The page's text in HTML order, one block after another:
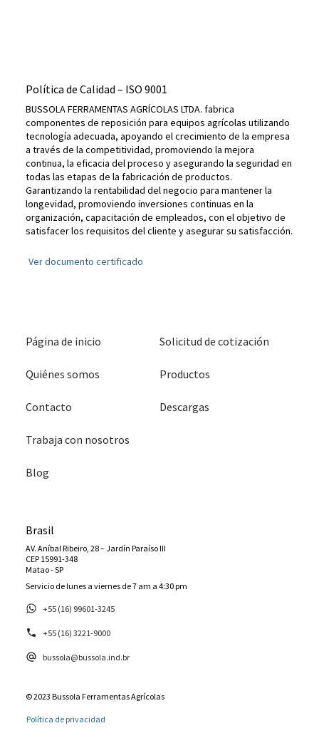
© 2023 Bussola Ferramentas Agrícolas
Política de privacidad
Página de inicio
Quiénes somos
Contacto
Trabaja con nosotros
Blog
Solicitud de cotización
Productos
Descargas
Brasil
AV. Aníbal Ribeiro, 28 – Jardín Paraíso III
CEP 15991-348
Matao - SP
Servicio de lunes a viernes de 7 am a 4:30 pm
+55 (16) 99601-3245
+55 (16) 3221-9000
bussola@bussola.ind.br
Política de Calidad – ISO 9001
BUSSOLA FERRAMENTAS AGRÍCOLAS LTDA. fabrica
componentes de reposición para equipos agrícolas utilizando
tecnología adecuada, apoyando el crecimiento de la empresa
a través de la competitividad, promoviendo la mejora
continua, la eficacia del proceso y asegurando la seguridad en
todas las etapas de la fabricación de productos.
Garantizando la rentabilidad del negocio para mantener la
longevidad, promoviendo inversiones continuas en la
organización, capacitación de empleados, con el objetivo de
satisfacer los requisitos del cliente y asegurar su satisfacción.
Ver documento certificado